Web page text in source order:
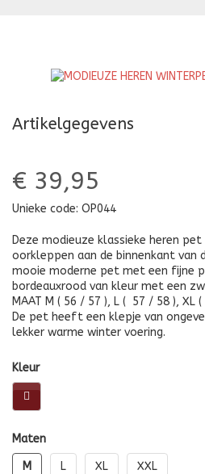
Artikelgegevens
€ 39,95
Unieke code: OP044
Deze modieuze klassieke heren
oorkleppen aan de binnenkant van
mooie moderne pet met een fijne
bordeauxrood van kleur met een
MAAT M ( 56 / 57 ), L ( 57 / 58 ), XL
De pet heeft een klepje van
lekker warme winter voering.
Kleur
Maten
M
L XL XXL